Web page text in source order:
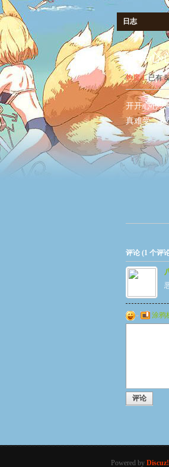
日志
开开心
热度1 已有
开开心心
真难受，
评论 (1 个评
涂鸦
评论
Powered by Discuz!